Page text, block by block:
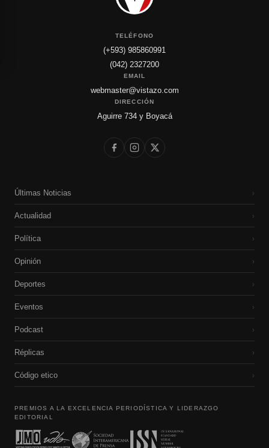
TELÉFONO
(+593) 985860991
(042) 2327200
EMAIL
webmaster@vistazo.com
DIRECCIÓN
Aguirre 734 y Boyacá
Últimas Noticias ›
Actualidad ›
Política ›
Opinión ›
Deportes ›
Eventos ›
Podcast ›
Réplicas ›
Código etico ›
PREMIOS A LA EXCELENCIA PERIODÍSTICA Y LIDERAZGO
EDITORIAL